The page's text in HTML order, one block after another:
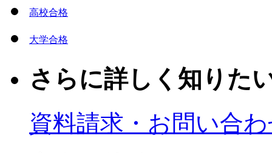
高校合格
大学合格
さらに詳しく知りた
資料請求・お問い合